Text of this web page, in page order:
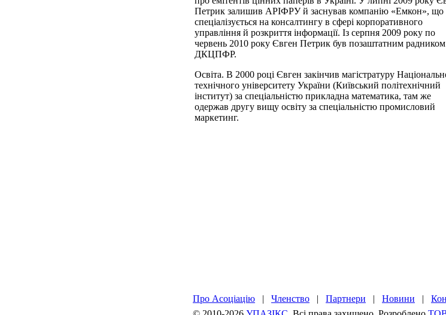
Петрик залишив АРІФРУ й заснував компанію «Емкон», що
спеціалізується на консалтингу в сфері корпоративного
управління й розкриття інформації. Із серпня 2009 року по
червень 2010 року Євген Петрик був позаштатним радником
ДКЦПФР.
Освіта. В 2000 році Євген закінчив магістратуру
технічного університету України (Київський політехнічний
інститут) за спеціальністю прикладна математика, там же
одержав другу вищу освіту за спеціальністю промисловий
маркетинг.
Про Асоціацію | Членство | Партнери | Новини |